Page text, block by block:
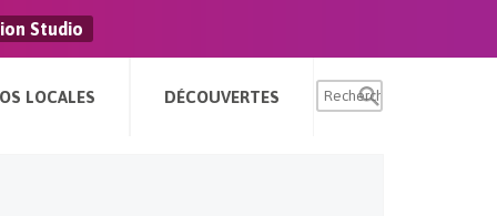
Studio
LOCALES DÉCOUVERTES